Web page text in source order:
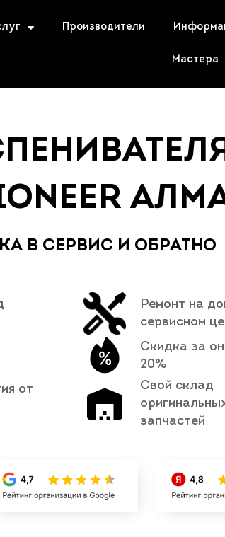
Производители
Мастера
В СЕРВИС И ОБРАТНО
от
Ремонт на
сервисном
Скидка за
20%
Свой склад
запчастей